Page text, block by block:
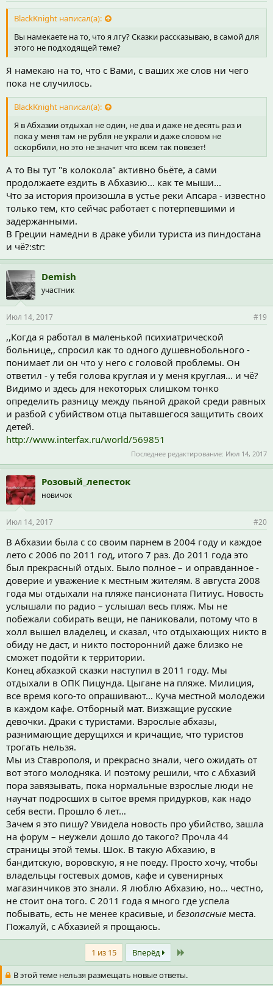
BlackKnight написал(а):
Вы намекаете на то, что я лгу? Сказки рассказываю, в самой для
этого не подходящей теме?
Я намекаю на то, что с Вами, с ваших же слов ни чего
пока не случилось.
BlackKnight написал(а):
Я в Абхазии отдыхал не один, не два и даже не десять раз и
пока у меня там не рубля не украли и даже словом не
оскорбили, но это не значит что всем так повезет!
А то Вы тут "в колокола" активно бьёте, а сами
продолжаете ездить в Абхазию... как те мыши...
Что за история произошла в устье реки Апсара - известно
только тем, кто сейчас работает с потерпевшими и
задержанными.
В Греции намедни в драке убили туриста из пиндостана
и чё?:str:
Demish
участник
Июл 14, 2017 #19
,,Когда я работал в маленькой психиатрической
больнице,, спросил как то одного душевнобольного -
понимает ли он что у него с головой проблемы. Он
ответил - у тебя голова круглая и у меня круглая... и чё?
Видимо и здесь для некоторых слишком тонко
определить разницу между пьяной дракой среди равных
и разбой с убийством отца пытавшегося защитить своих
детей.
http://www.interfax.ru/world/569851
Последнее редактирование: Июл 14, 2017
Розовый_лепесток
новичок
Июл 14, 2017 #20
В Абхазии была с со своим парнем в 2004 году и каждое
лето с 2006 по 2011 год, итого 7 раз. До 2011 года это
был прекрасный отдых. Было полное – и оправданное -
доверие и уважение к местным жителям. 8 августа 2008
года мы отдыхали на пляже пансионата Питиус. Новость
услышали по радио – услышал весь пляж. Мы не
побежали собирать вещи, не паниковали, потому что в
холл вышел владелец, и сказал, что отдыхающих никто в
обиду не даст, и никто посторонний даже близко не
сможет подойти к территории.
Конец абхазкой сказки наступил в 2011 году. Мы
отдыхали в ОПК Пицунда. Цыгане на пляже. Милиция,
все время кого-то опрашивают… Куча местной молодежи
в каждом кафе. Отборный мат. Визжащие русские
девочки. Драки с туристами. Взрослые абхазы,
разнимающие дерущихся и кричащие, что туристов
трогать нельзя.
Мы из Ставрополя, и прекрасно знали, чего ожидать от
вот этого молодняка. И поэтому решили, что с Абхазий
пора завязывать, пока нормальные взрослые люди не
научат подросших в сытое время придурков, как надо
себя вести. Прошло 6 лет…
Зачем я это пишу? Увидела новость про убийство, зашла
на форум – неужели дошло до такого? Прочла 44
страницы этой темы. Шок. В такую Абхазию, в
бандитскую, воровскую, я не поеду. Просто хочу, чтобы
владельцы гостевых домов, кафе и сувенирных
магазинчиков это знали. Я люблю Абхазию, но… честно,
не стоит она того. С 2011 года я много где успела
побывать, есть не менее красивые, и безопасные места.
Пожалуй, с Абхазией я прощаюсь.
1 из 15 Вперёд
В этой теме нельзя размещать новые ответы.